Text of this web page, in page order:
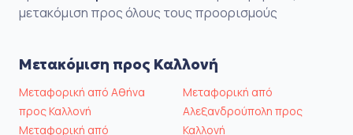
μετακόμιση προς όλους τους προορισμούς
Μετακόμιση προς Καλλονή
Μεταφορική από Αθήνα
προς Καλλονή
Μεταφορική από
Μεταφορική από
Αλεξανδρούπολη προς
Καλλονή